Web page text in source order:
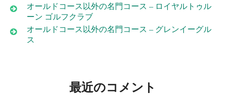
オールドコース以外の名門コース – ロイヤルトゥル
ーン ゴルフクラブ
オールドコース以外の名門コース – グレンイーグル
ス
最近のコメント